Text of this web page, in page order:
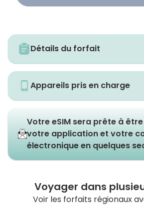
Détails du forfait
Appareils pris en charge
Votre eSIM sera prête à
votre application et votre
électronique en quelques
Voyager dans
Voir les forfaits régionaux